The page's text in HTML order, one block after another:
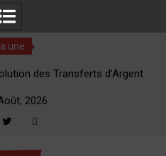
une
des Transferts d’Argent
2026